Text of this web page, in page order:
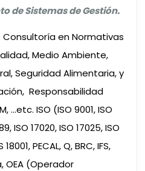
de Sistemas de Gestión.
en Normativas
Medio Ambiente,
Seguridad Alimentaria, y
Responsabilidad
…etc. ISO (ISO 9001, ISO
ISO 17020, ISO 17025, ISO
18001, PECAL, Q, BRC, IFS,
OEA (Operador